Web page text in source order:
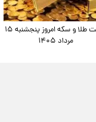
قیمت طلا و سکه امروز پنجشنبه ۱۵
مرداد ۱۴۰۵